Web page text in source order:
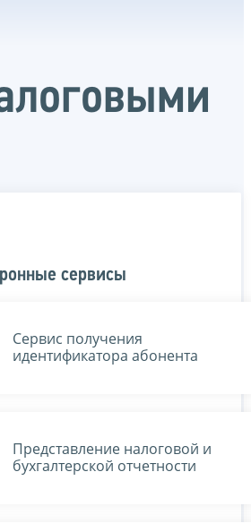
сервисы
Сервис получения
идентификатора абонента
Представление налоговой и
бухгалтерской отчетности